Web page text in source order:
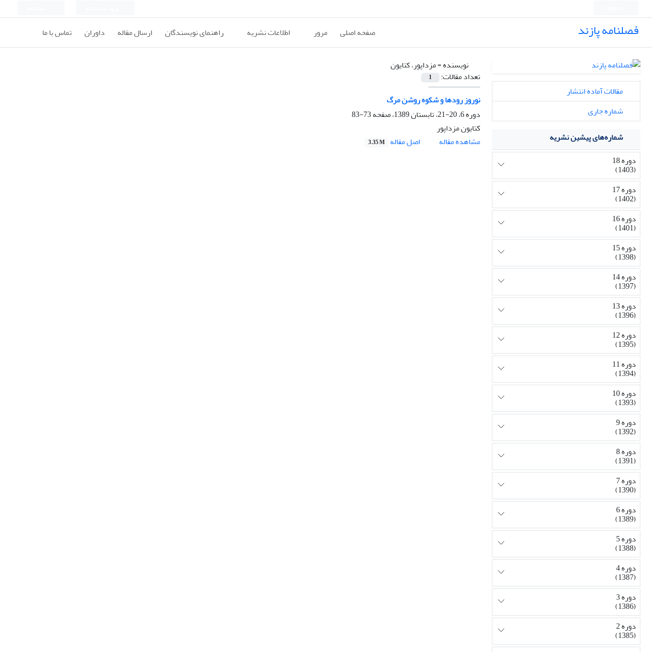
فصلنامه پازند صفحه اصلی مرور اطلاعات نشریه راهنمای نویسندگان ارسال مقاله داوران تماس با ما
نویسنده =مزداپور، کتایون
تعداد مقالات:
1
ﻧﻮروز رودها و ﺷﻜﻮه روﺷﻦ ﻣﺮگ
دوره 6، 20-21، تابستان 1389، صفحه
73-83
کتایون مزداپور
مشاهده مقاله
اصل مقاله 3.35 M
مقالات آماده انتشار
شماره جاری
شماره‌های پیشین نشریه
دوره 18
(1403)
دوره 17
(1402)
دوره 16
(1401)
دوره 15
(1398)
دوره 14
(1397)
دوره 13
(1396)
دوره 12
(1395)
دوره 11
(1394)
دوره 10
(1393)
دوره 9
(1392)
دوره 8
(1391)
دوره 7
(1390)
دوره 6
(1389)
دوره 5
(1388)
دوره 4
(1387)
دوره 3
(1386)
دوره 2
(1385)